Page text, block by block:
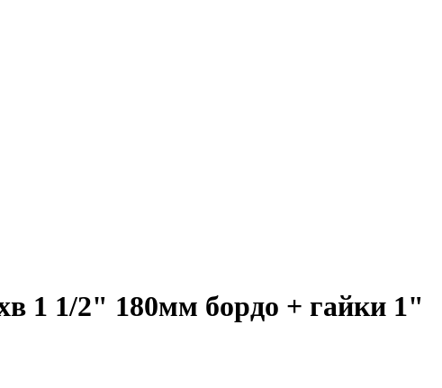
1 1/2" 180мм бордо + гайки 1"